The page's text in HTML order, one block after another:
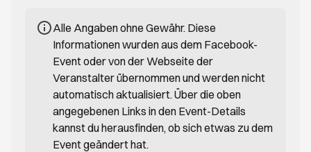
Alle Angaben ohne Gewähr. Diese
Informationen wurden aus dem Facebook-
Event oder von der Webseite der
Veranstalter übernommen und werden nicht
automatisch aktualisiert. Über die oben
angegebenen Links in den Event-Details
kannst du herausfinden, ob sich etwas zu dem
Event geändert hat.